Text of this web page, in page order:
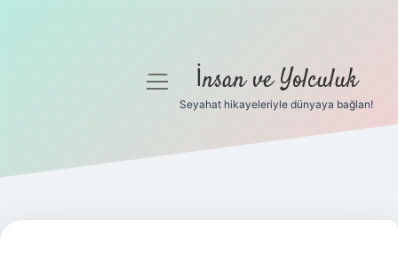
Gizlilik Politikası
Yasal Uyarı
menüyü İnsan ve Yolculuk
Seyahat hikayeleriyle dünyaya bağlan!